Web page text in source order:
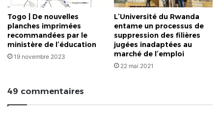
Togo | De nouvelles
planches imprimées
recommandées par le
ministère de l’éducation
19 novembre 2023
L’Université du Rwanda
entame un processus de
suppression des filières
jugées inadaptées au
marché de l’emploi
22 mai 2021
49 commentaires